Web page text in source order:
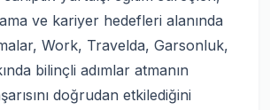
ve kariyer hedefleri alanında
Work, Travelda, Garsonluk,
bilinçli adımlar atmanın
doğrudan etkilediğini